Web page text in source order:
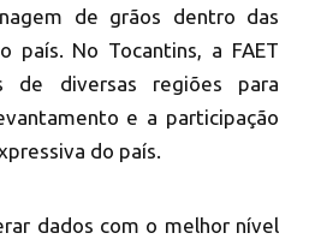
de grãos dentro das
país. No Tocantins, a FAET
de diversas regiões para
e a participação
do país.
dados com o melhor nível